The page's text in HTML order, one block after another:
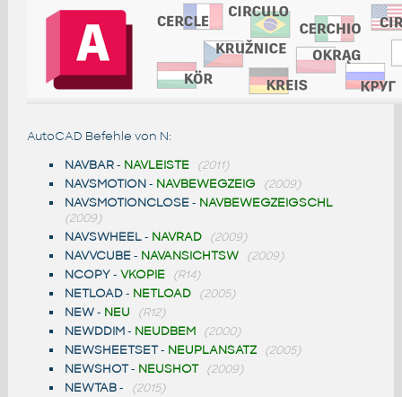
AutoCAD Befehle von N:
NAVBAR- NAVLEISTE (2011)
NAVSMOTION- NAVBEWEGZEIG (2009)
NAVSMOTIONCLOSE- NAVBEWEGZEIGSCHL
(2009)
NAVSWHEEL- NAVRAD (2009)
NAVVCUBE- NAVANSICHTSW (2009)
NCOPY- VKOPIE (R14)
NETLOAD- NETLOAD (2005)
NEW- NEU (R12)
NEWDDIM- NEUDBEM (2000)
NEWSHEETSET- NEUPLANSATZ (2005)
NEWSHOT- NEUSHOT (2009)
NEWTAB- (2015)